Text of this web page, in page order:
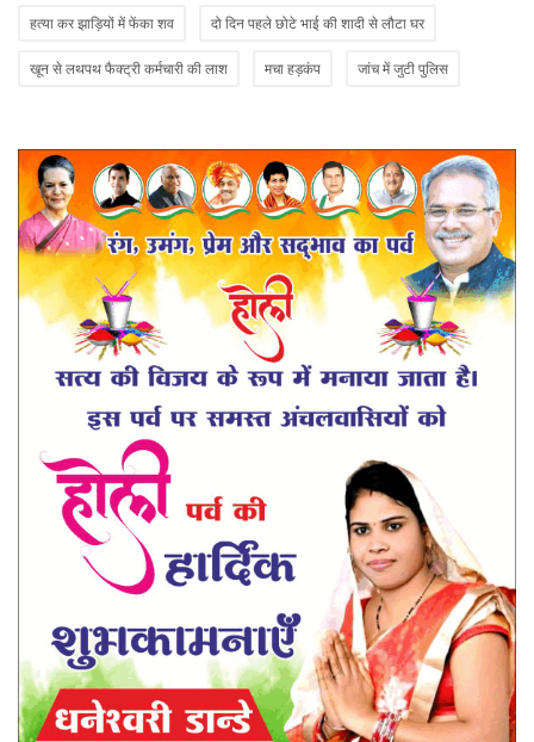
हत्या कर झाड़ियों में फेंका शव दो दिन पहले छोटे भाई की शादी से लौटा घर
खून से लथपथ फैक्ट्री कर्मचारी की लाश मचा हड़कंप जांच में जुटी पुलिस